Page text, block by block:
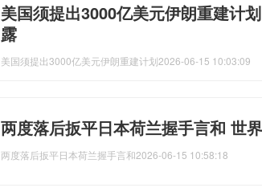
美国须提出3000亿美元伊朗重建计
露
美国须提出3000亿美元伊朗重建计划2026-06-15 10:03:09
两度落后扳平日本荷兰握手言和 世
两度落后扳平日本荷兰握手言和2026-06-15 10:58:18